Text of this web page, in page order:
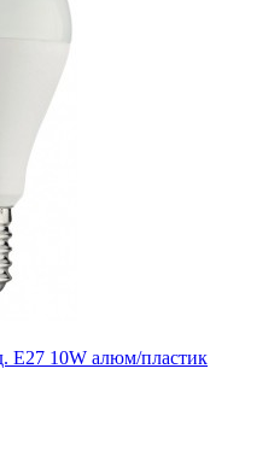
10W алюм/пластик